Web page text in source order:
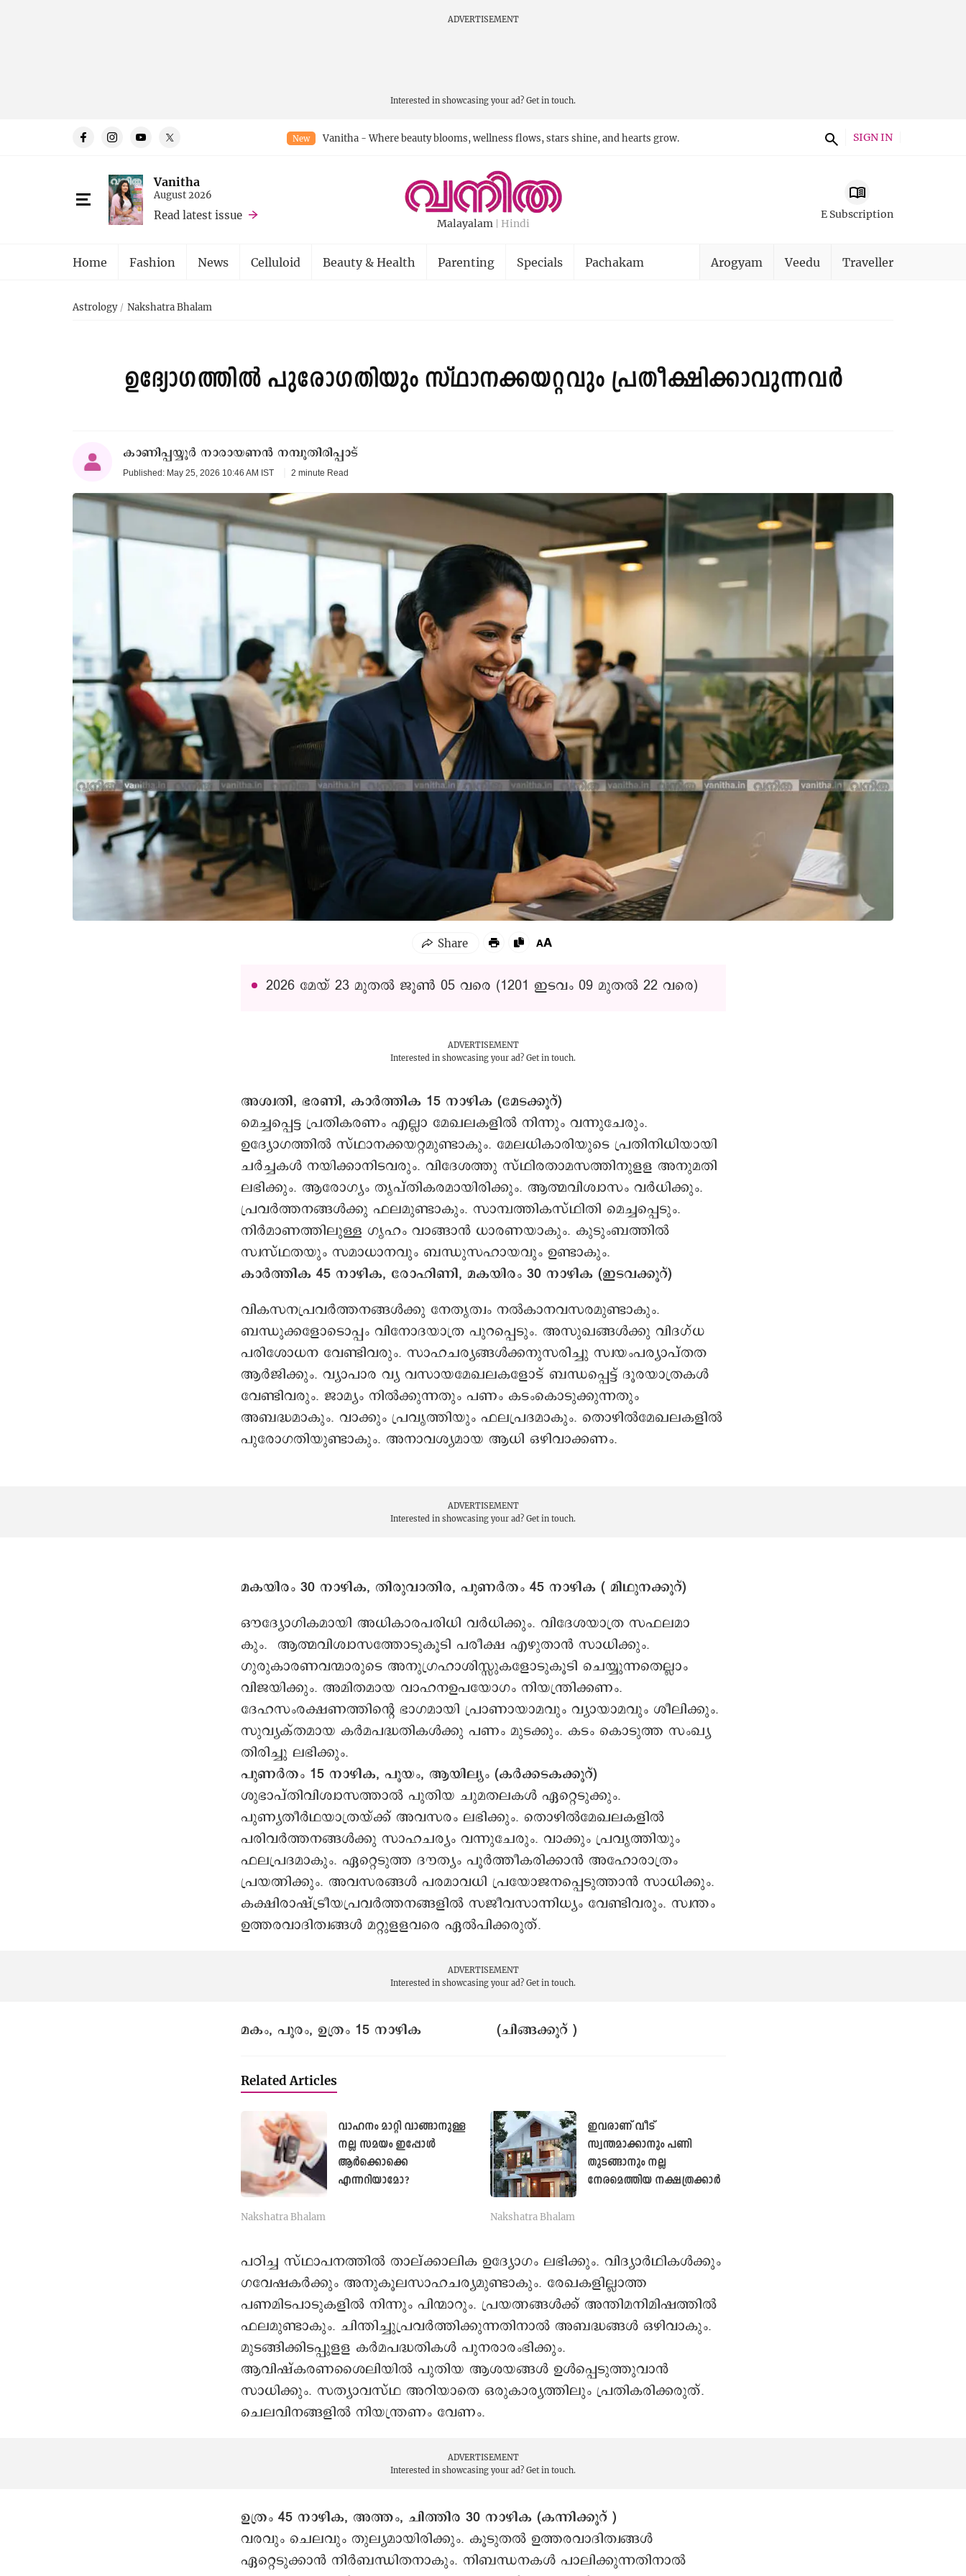
ADVERTISEMENT
Interested in showcasing your ad? Get in touch.
New Vanitha - Where beauty blooms, wellness flows, stars shine, and hearts grow. SIGN IN
Vanitha
August 2026
Read latest issue
Malayalam Hindi
E Subscription
Home Fashion News Celluloid Beauty & Health Parenting Specials Pachakam Arogyam Veedu Traveller
Astrology Nakshatra Bhalam
ഉദ്യോഗത്തിൽ പുരോഗതിയും സ്‌ഥാനക്കയറ്റവും പ്രതീക്ഷിക്കാവുന്നവർ
കാണിപ്പയ്യൂർ നാരായണൻ നമ്പൂതിരിപ്പാട്
Published: May 25, 2026 10:46 AM IST 2 minute Read
2026 മേയ് 23 മുതൽ ജൂൺ 05 വരെ (1201 ഇടവം 09 മുതൽ 22 വരെ)
ADVERTISEMENT
Interested in showcasing your ad? Get in touch.
അശ്വതി, ഭരണി, കാർത്തിക 15 നാഴിക (മേടക്കൂറ്)
മെച്ചപ്പെട്ട പ്രതികരണം എല്ലാ മേഖലകളില്‍ നിന്നും വന്നുചേരും.
ഉദ്യോഗത്തില്‍ സ്ഥാനക്കയറ്റമുണ്ടാകും. മേലധികാരിയുടെ പ്രതിനിധിയായി
ചര്‍ച്ചകള്‍ നയിക്കാനിടവരും. വിദേശത്തു സ്ഥിരതാമസത്തിനുളള അനുമതി
ലഭിക്കും. ആരോഗ്യം തൃപ്തികരമായിരിക്കും. ആത്മവിശ്വാസം വർധിക്കും.
പ്രവര്‍ത്തനങ്ങള്‍ക്കു ഫലമുണ്ടാകും. സാമ്പത്തികസ്ഥിതി മെച്ചപ്പെടും.
നിർമാണത്തിലുള്ള ഗൃഹം വാങ്ങാന്‍ ധാരണയാകും. കുടുംബത്തില്‍
സ്വസ്ഥതയും സമാധാനവും ബന്ധുസഹായവും ഉണ്ടാകും.
കാർത്തിക 45 നാഴിക, രോഹിണി, മകയിരം 30 നാഴിക (ഇടവക്കൂറ്)
വികസനപ്രവര്‍ത്തനങ്ങള്‍ക്കു നേതൃത്വം നല്‍കാനവസരമുണ്ടാകും.
ബന്ധുക്കളോടൊപ്പം വിനോദയാത്ര പുറപ്പെടും. അസുഖങ്ങള്‍ക്കു വിദഗ്ധ
പരിശോധന വേണ്ടിവരും. സാഹചര്യങ്ങള്‍ക്കനുസരിച്ചു സ്വയംപര്യാപ്തത
ആർജിക്കും. വ്യാപാര വ്യ വസായമേഖലകളോട് ബന്ധപ്പെട്ട് ദൂരയാത്രകള്‍
വേണ്ടിവരും. ജാമ്യം നില്‍ക്കുന്നതും പണം കടംകൊടുക്കുന്നതും
അബദ്ധമാകും. വാക്കും പ്രവൃത്തിയും ഫലപ്രദമാകും. തൊഴില്‍മേഖലകളില്‍
പുരോഗതിയുണ്ടാകും. അനാവശ്യമായ ആധി ഒഴിവാക്കണം.
ADVERTISEMENT
Interested in showcasing your ad? Get in touch.
മകയിരം 30 നാഴിക, തിരുവാതിര, പുണർതം 45 നാഴിക ( മിഥുനക്കൂറ്)
ഔദ്യോഗികമായി അധികാരപരിധി വർധിക്കും. വിദേശയാത്ര സഫലമാ
കും. ആത്മവിശ്വാസത്തോടുകൂടി പരീക്ഷ എഴുതാന്‍ സാധിക്കും.
ഗുരുകാരണവന്മാരുടെ അനുഗ്രഹാശിസ്സുകളോടുകൂടി ചെയ്യുന്നതെല്ലാം
വിജയിക്കും. അമിതമായ വാഹനഉപയോഗം നിയന്ത്രിക്കണം.
ദേഹസംരക്ഷണത്തിന്‍റെ ഭാഗമായി പ്രാണായാമവും വ്യായാമവും ശീലിക്കും.
സുവ്യക്തമായ കര്‍മപദ്ധതികള്‍ക്കു പണം മുടക്കും. കടം കൊടുത്ത സംഖ്യ
തിരിച്ചു ലഭിക്കും.
പുണർതം 15 നാഴിക, പൂയം, ആയില്യം (കർക്കടകക്കൂറ്)
ശുഭാപ്തിവിശ്വാസത്താല്‍ പുതിയ ചുമതലകള്‍ ഏറ്റെടുക്കും.
പുണ്യതീര്‍ഥയാത്രയ്ക്ക് അവസരം ലഭിക്കും. തൊഴില്‍മേഖലകളില്‍
പരിവര്‍ത്തനങ്ങള്‍ക്കു സാഹചര്യം വന്നുചേരും. വാക്കും പ്രവൃത്തിയും
ഫലപ്രദമാകും. ഏറ്റെടുത്ത ദൗത്യം പൂര്‍ത്തീകരിക്കാന്‍ അഹോരാത്രം
പ്രയത്നിക്കും. അവസരങ്ങള്‍ പരമാവധി പ്രയോജനപ്പെടുത്താന്‍ സാധിക്കും.
കക്ഷിരാഷ്ട്രീയപ്രവര്‍ത്തനങ്ങളില്‍ സജീവസാന്നിധ്യം വേണ്ടിവരും. സ്വന്തം
ഉത്തരവാദിത്വങ്ങള്‍ മറ്റുളളവരെ ഏൽപിക്കരുത്.
ADVERTISEMENT
Interested in showcasing your ad? Get in touch.
മകം, പൂരം, ഉത്രം 15 നാഴിക‌ (ചിങ്ങക്കൂറ് )
Related Articles
വാഹനം മാറ്റി വാങ്ങാനുള്ള
നല്ല സമയം ഇപ്പോൾ
ആർക്കൊക്കെ
എന്നറിയാമോ?
Nakshatra Bhalam
ഇവരാണ് വീട്
സ്വന്തമാക്കാനും പണി
തുടങ്ങാനും നല്ല
നേരമെത്തിയ നക്ഷത്രക്കാർ
Nakshatra Bhalam
പഠിച്ച സ്ഥാപനത്തില്‍ താല്ക്കാലിക ഉദ്യോഗം ലഭിക്കും. വിദ്യാര്‍ഥികള്‍ക്കും
ഗവേഷകര്‍ക്കും അനുകൂലസാഹചര്യമുണ്ടാകും. രേഖകളില്ലാത്ത
പണമിടപാടുകളില്‍ നിന്നും പിന്മാറും. പ്രയത്നങ്ങള്‍ക്ക് അന്തിമനിമിഷത്തില്‍
ഫലമുണ്ടാകും. ചിന്തിച്ചുപ്രവര്‍ത്തിക്കുന്നതിനാല്‍ അബദ്ധങ്ങള്‍ ഒഴിവാകും.
മുടങ്ങിക്കിടപ്പുളള കര്‍മപദ്ധതികള്‍ പുനരാരംഭിക്കും.
ആവിഷ്കരണശൈലിയില്‍ പുതിയ ആശയങ്ങള്‍ ഉള്‍പ്പെടുത്തുവാന്‍
സാധിക്കും. സത്യാവസ്ഥ അറിയാതെ ഒരുകാര്യത്തിലും പ്രതികരിക്കരുത്.
ചെലവിനങ്ങളില്‍ നിയന്ത്രണം വേണം.
ADVERTISEMENT
Interested in showcasing your ad? Get in touch.
ഉത്രം 45 നാഴിക, അത്തം, ചിത്തിര 30 നാഴിക (കന്നിക്കൂറ് )
വരവും ചെലവും തുല്യമായിരിക്കും. കൂടുതല്‍ ഉത്തരവാദിത്വങ്ങള്‍
ഏറ്റെടുക്കാന്‍ നിര്‍ബന്ധിതനാകും. നിബന്ധനകള്‍ പാലിക്കുന്നതിനാല്‍